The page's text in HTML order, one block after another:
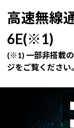
高速無線
6E(※1)
(※1) 一部非搭載
ジをご覧ください。